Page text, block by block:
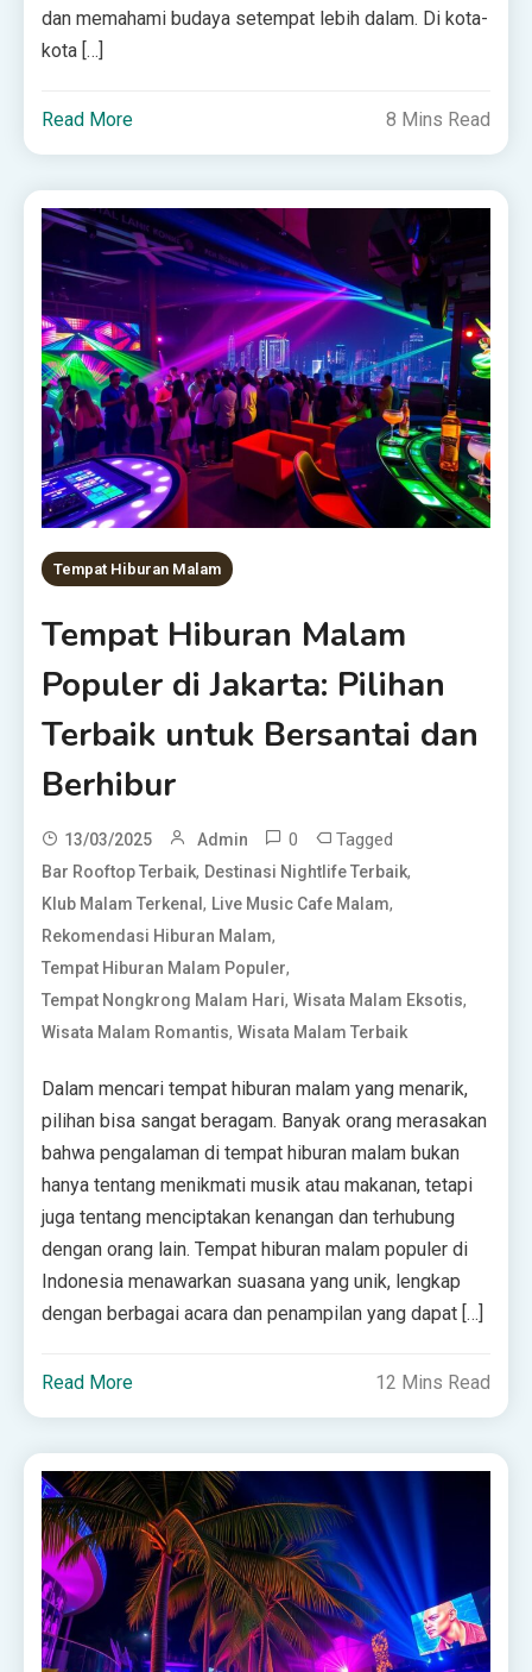
dan memahami budaya setempat lebih dalam. Di kota-
kota […]
Read More 8 Mins Read
Tempat Hiburan Malam
Tempat Hiburan Malam
Populer di Jakarta: Pilihan
Terbaik untuk Bersantai dan
Berhibur
13/03/2025 Admin 0 Tagged
Bar Rooftop Terbaik, Destinasi Nightlife Terbaik,
Klub Malam Terkenal, Live Music Cafe Malam,
Rekomendasi Hiburan Malam,
Tempat Hiburan Malam Populer,
Tempat Nongkrong Malam Hari,Wisata Malam Eksotis,
Wisata Malam Romantis,Wisata Malam Terbaik
Dalam mencari tempat hiburan malam yang menarik,
pilihan bisa sangat beragam. Banyak orang merasakan
bahwa pengalaman di tempat hiburan malam bukan
hanya tentang menikmati musik atau makanan, tetapi
juga tentang menciptakan kenangan dan terhubung
dengan orang lain. Tempat hiburan malam populer di
Indonesia menawarkan suasana yang unik, lengkap
dengan berbagai acara dan penampilan yang dapat […]
Read More 12 Mins Read